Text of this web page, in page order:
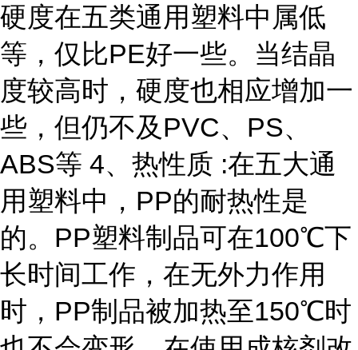
硬度在五类通用塑料中属低
等，仅比PE好一些。当结晶
度较高时，硬度也相应增加一
些，但仍不及PVC、PS、
ABS等 4、热性质 :在五大通
用塑料中，PP的耐热性是
的。PP塑料制品可在100℃下
长时间工作，在无外力作用
时，PP制品被加热至150℃时